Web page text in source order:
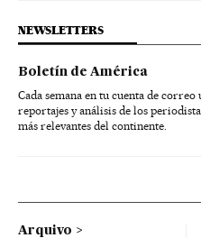
NEWSLETTERS
Boletín de América
Cada semana en tu cuenta de correo
reportajes y análisis de los
más relevantes del continente.
Arquivo